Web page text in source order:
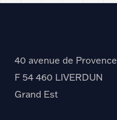
40 avenue de Provence
F 54 460 LIVERDUN
Grand Est